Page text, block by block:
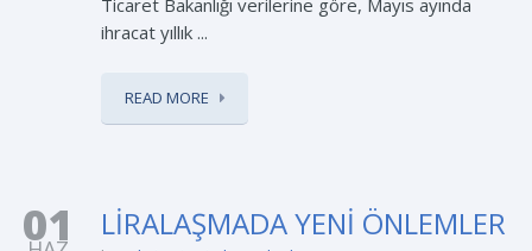
Ticaret Bakanlığı verilerine göre, Mayıs ayında
ihracat yıllık ...
READ MORE
01 LİRALAŞMADA YENİ ÖNLEMLER